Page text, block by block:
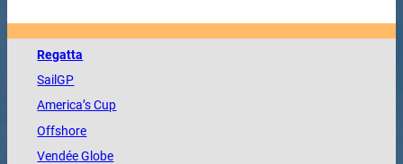
Regatta
SailGP
America’s Cup
Offshore
VendéeGlobe